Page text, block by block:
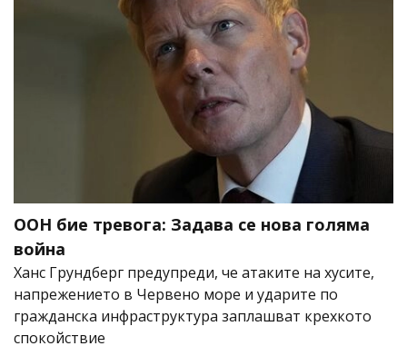
ООН бие тревога: Задава се нова голяма
война
Ханс Грундберг предупреди, че атаките на хусите,
напрежението в Червено море и ударите по
гражданска инфраструктура заплашват крехкото
спокойствие